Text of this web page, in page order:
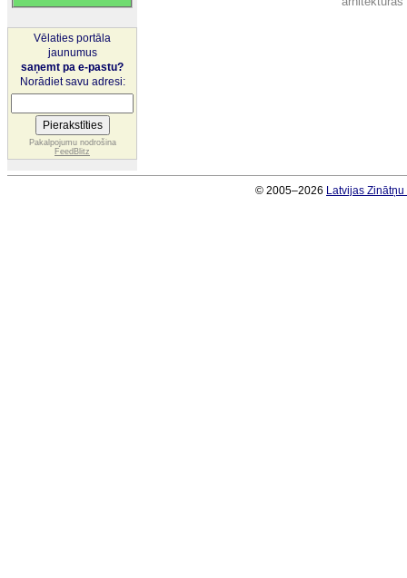
Vēlaties portāla
jaunumus
saņemt pa e-pastu?
Norādiet savu adresi:
Pakalpojumu nodrošina
FeedBlitz
© 2005–2026 Latvijas